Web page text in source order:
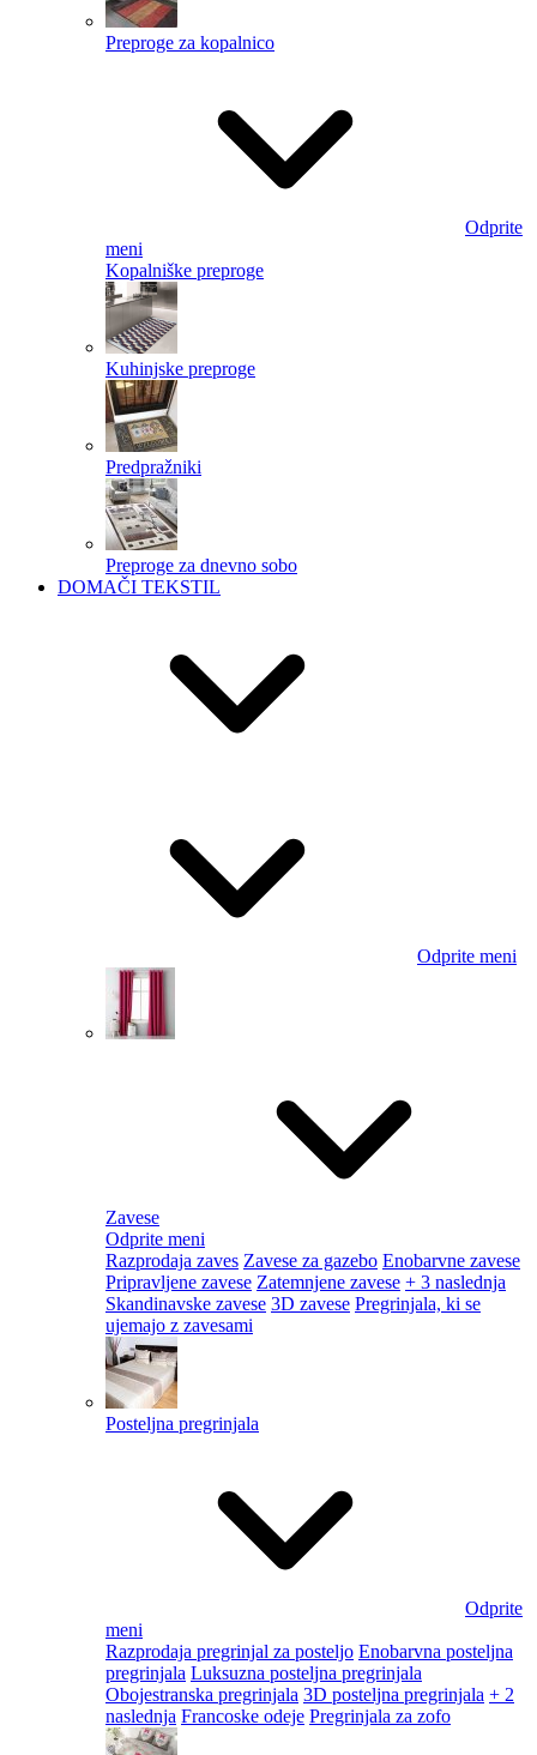
Preproge za kopalnico
Odprite
meni
Kopalniške preproge
Kuhinjske preproge
Predpražniki
Preproge za dnevno sobo
DOMAČI TEKSTIL
Odprite meni
Zavese
Odprite meni
Razprodaja zaves Zavese za gazebo Enobarvne zavese
Pripravljene zavese Zatemnjene zavese + 3 naslednja
Skandinavske zavese 3D zavese Pregrinjala, ki se
ujemajo z zavesami
Posteljna pregrinjala
Odprite
meni
Razprodaja pregrinjal za posteljo Enobarvna posteljna
pregrinjala Luksuzna posteljna pregrinjala
Obojestranska pregrinjala 3D posteljna pregrinjala + 2
naslednja Francoske odeje Pregrinjala za zofo